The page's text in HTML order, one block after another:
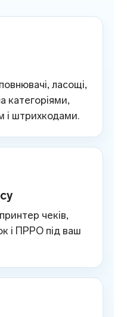
ласощі,
категоріями,
і штрихкодами.
чеків,
і ПРРО під ваш